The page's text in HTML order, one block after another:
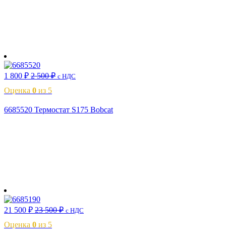
1 800 ₽ 2 500₽ с НДС
Оценка 0 из 5
6685520 Термостат S175 Bobcat
21 500 ₽ 23 500₽ с НДС
Оценка 0 из 5